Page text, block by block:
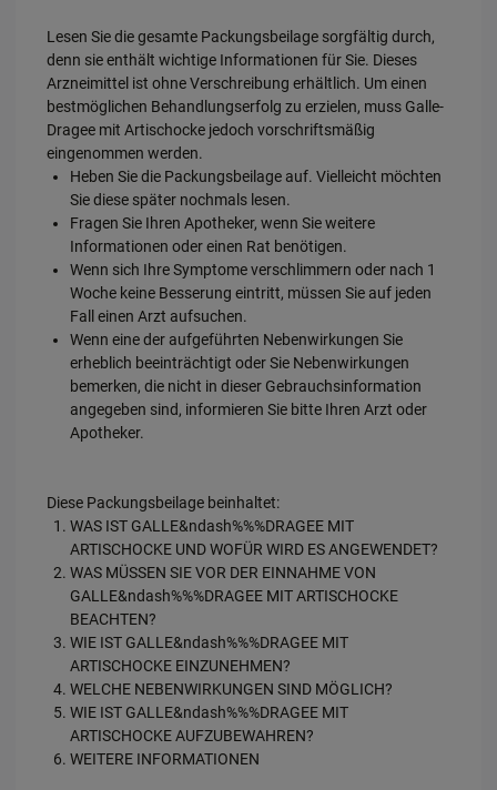
Lesen Sie die gesamte Packungsbeilage sorgfältig durch,
denn sie enthält wichtige Informationen für Sie. Dieses
Arzneimittel ist ohne Verschreibung erhältlich. Um einen
bestmöglichen Behandlungserfolg zu erzielen, muss Galle-
Dragee mit Artischocke jedoch vorschriftsmäßig
eingenommen werden.
Heben Sie die Packungsbeilage auf. Vielleicht möchten
Sie diese später nochmals lesen.
Fragen Sie Ihren Apotheker, wenn Sie weitere
Informationen oder einen Rat benötigen.
Wenn sich Ihre Symptome verschlimmern oder nach 1
Woche keine Besserung eintritt, müssen Sie auf jeden
Fall einen Arzt aufsuchen.
Wenn eine der aufgeführten Nebenwirkungen Sie
erheblich beeinträchtigt oder Sie Nebenwirkungen
bemerken, die nicht in dieser Gebrauchsinformation
angegeben sind, informieren Sie bitte Ihren Arzt oder
Apotheker.
Diese Packungsbeilage beinhaltet:
WAS IST GALLE&ndash%%%DRAGEE MIT
ARTISCHOCKE UND WOFÜR WIRD ES ANGEWENDET?
WAS MÜSSEN SIE VOR DER EINNAHME VON
GALLE&ndash%%%DRAGEE MIT ARTISCHOCKE
BEACHTEN?
WIE IST GALLE&ndash%%%DRAGEE MIT
ARTISCHOCKE EINZUNEHMEN?
WELCHE NEBENWIRKUNGEN SIND MÖGLICH?
WIE IST GALLE&ndash%%%DRAGEE MIT
ARTISCHOCKE AUFZUBEWAHREN?
WEITERE INFORMATIONEN